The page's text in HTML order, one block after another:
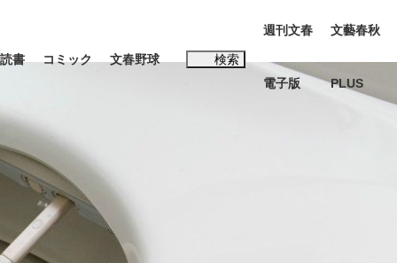
将棋
読書 コミック 文春野球 検索
#松田聖子
週刊文春
電子版
文藝春秋
PLUS